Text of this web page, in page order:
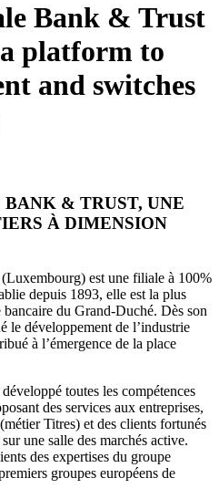
Bank & Trust
platform to
and switches
& TRUST, UNE
À DIMENSION
est une filiale à 100%
depuis 1893, elle est la plus
du Grand-Duché. Dès son
le développement de l’industrie
à l’émergence de la place
toutes les compétences
des services aux entreprises,
Titres) et des clients fortunés
une salle des marchés active.
des expertises du groupe
groupes européens de